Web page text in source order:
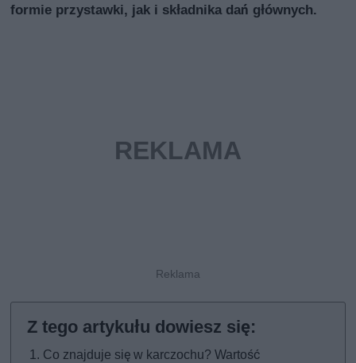
formie przystawki, jak i składnika dań głównych.
Co znajduje się w karczochu? Wartość